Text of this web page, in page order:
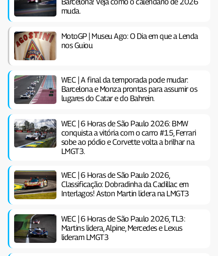
muda.
MotoGP | Museu Ago: O Dia em que a Lenda
nos Guiou
WEC | A final da temporada pode mudar:
Barcelona e Monza prontas para assumir os
lugares do Catar e do Bahrein.
WEC | 6 Horas de São Paulo 2026: BMW
conquista a vitória com o carro #15, Ferrari
sobe ao pódio e Corvette volta a brilhar na
LMGT3.
WEC | 6 Horas de São Paulo 2026,
Classificação: Dobradinha da Cadillac em
Interlagos! Aston Martin lidera na LMGT3
WEC | 6 Horas de São Paulo 2026, TL3:
Martins lidera, Alpine, Mercedes e Lexus
lideram LMGT3